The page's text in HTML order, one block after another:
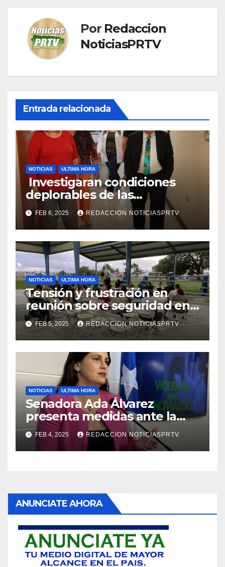
Por Redaccion
NoticiasPRTV
Entrada relacionada
NOTICIAS ULTIMA HORA
Investigaran condiciones
deplorables de las
facilidades el Departamento
de la Salud en Mayagüez
FEB 6, 2025 REDACCION NOTICIASPRTV
NOTICIAS ULTIMA HORA
Tensión y frustración en
reunión sobre seguridad en
Reparto Metropolitano
FEB 5, 2025 REDACCION NOTICIASPRTV
NOTICIAS ULTIMA HORA
Senadora Ada Álvarez
presenta medidas ante la
violencia en el noviazgo
FEB 4, 2025 REDACCION NOTICIASPRTV
ANUNCIATE AHORA